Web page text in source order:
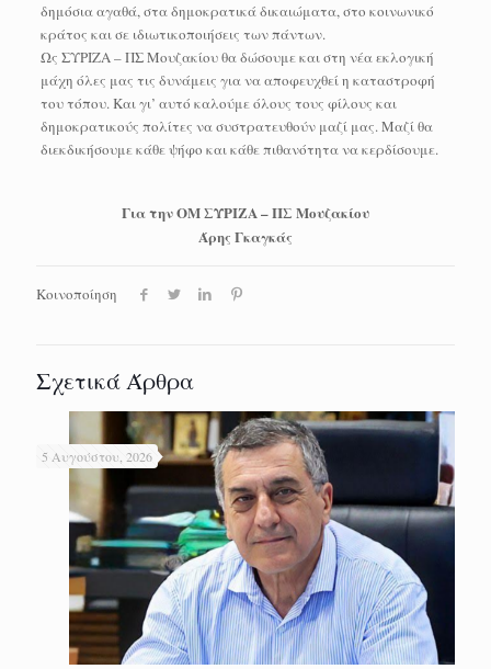
δημόσια αγαθά, στα δημοκρατικά δικαιώματα, στο κοινωνικό
κράτος και σε ιδιωτικοποιήσεις των πάντων.
Ως ΣΥΡΙΖΑ – ΠΣ Μουζακίου θα δώσουμε και στη νέα εκλογική
μάχη όλες μας τις δυνάμεις για να αποφευχθεί η καταστροφή
του τόπου. Και γι’ αυτό καλούμε όλους τους φίλους και
δημοκρατικούς πολίτες να συστρατευθούν μαζί μας. Μαζί θα
διεκδικήσουμε κάθε ψήφο και κάθε πιθανότητα να κερδίσουμε.
Για την ΟΜ ΣΥΡΙΖΑ – ΠΣ Μουζακίου
Άρης Γκαγκάς
Κοινοποίηση
Σχετικά Άρθρα
5 Αυγούστου, 2026